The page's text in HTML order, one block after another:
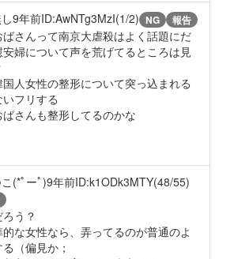
9年前ID:AwNTg3MzI(1/2) NG 報告
ばさんって南京大虐殺はよく話題にだ
婦について声を荒げてるところは見
人女性の整形について突っ込まれる
フリする
さんも整形してるのかな
(*ﾟーﾟ)9年前ID:k1ODk3MTY(48/55)
う？
な女性なら、弄ってるのが普通のよ
（偏見か；